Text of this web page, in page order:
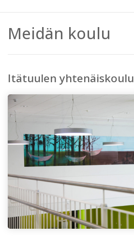
Meidän koulu
Itätuulen yhtenäiskoulu